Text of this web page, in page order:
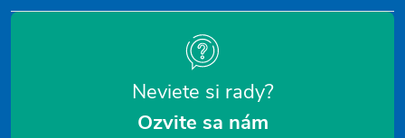
e
Neviete si rady?
Ozvite sa nám